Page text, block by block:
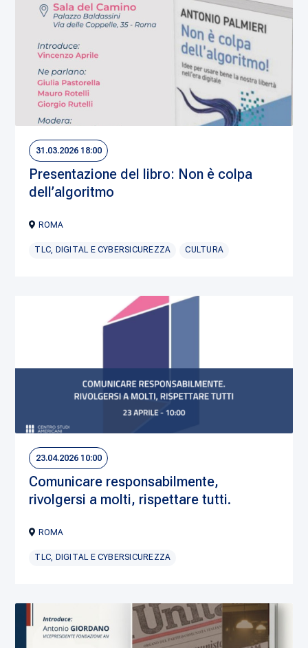
31.03.2026 18:00
Presentazione del libro: Non è colpa
dell’algoritmo
ROMA
TLC, DIGITAL E CYBERSICUREZZA CULTURA
23.04.2026 10:00
Comunicare responsabilmente,
rivolgersi a molti, rispettare tutti.
ROMA
TLC, DIGITAL E CYBERSICUREZZA